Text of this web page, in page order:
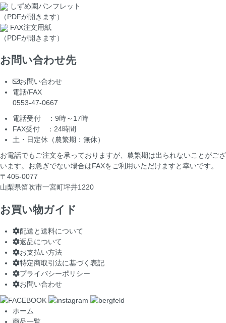
しずめ園パンフレット
（PDFが開きます）
FAX注文用紙
（PDFが開きます）
お問い合わせ先
お問い合わせ
電話/FAX
0553-47-0667
電話受付 ：9時～17時
FAX受付 ：24時間
土・日定休（農繁期：無休）
お電話でもご注文を承っておりますが、農繁期は出られないことがござ
います。お急ぎでない場合はFAXをご利用いただけますと幸いです。
〒405-0077
山梨県笛吹市一宮町坪井1220
お買い物ガイド
配送と送料について
返品について
お支払い方法
特定商取引法に基づく表記
プライバシーポリシー
お問い合わせ
ホーム